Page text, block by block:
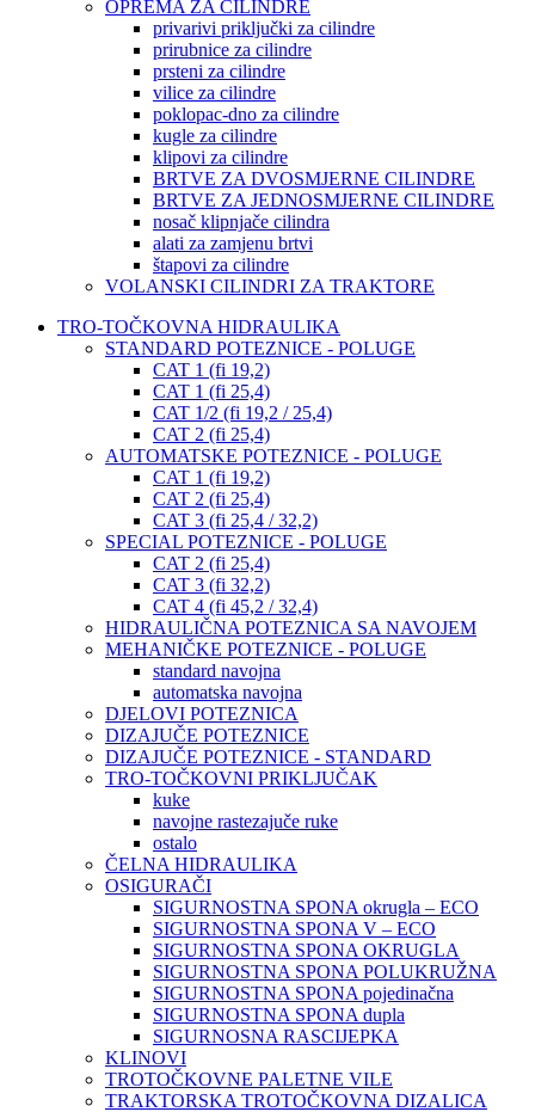
OPREMA ZA CILINDRE
privarivi priključki za cilindre
prirubnice za cilindre
prsteni za cilindre
vilice za cilindre
poklopac-dno za cilindre
kugle za cilindre
klipovi za cilindre
BRTVE ZA DVOSMJERNE CILINDRE
BRTVE ZA JEDNOSMJERNE CILINDRE
nosač klipnjače cilindra
alati za zamjenu brtvi
štapovi za cilindre
VOLANSKI CILINDRI ZA TRAKTORE
TRO-TOČKOVNA HIDRAULIKA
STANDARD POTEZNICE - POLUGE
CAT 1 (fi 19,2)
CAT 1 (fi 25,4)
CAT 1/2 (fi 19,2 / 25,4)
CAT 2 (fi 25,4)
AUTOMATSKE POTEZNICE - POLUGE
CAT 1 (fi 19,2)
CAT 2 (fi 25,4)
CAT 3 (fi 25,4 / 32,2)
SPECIAL POTEZNICE - POLUGE
CAT 2 (fi 25,4)
CAT 3 (fi 32,2)
CAT 4 (fi 45,2 / 32,4)
HIDRAULIČNA POTEZNICA SA NAVOJEM
MEHANIČKE POTEZNICE - POLUGE
standard navojna
automatska navojna
DJELOVI POTEZNICA
DIZAJUČE POTEZNICE
DIZAJUČE POTEZNICE - STANDARD
TRO-TOČKOVNI PRIKLJUČAK
kuke
navojne rastezajuče ruke
ostalo
ČELNA HIDRAULIKA
OSIGURAČI
SIGURNOSTNA SPONA okrugla – ECO
SIGURNOSTNA SPONA V – ECO
SIGURNOSTNA SPONA OKRUGLA
SIGURNOSTNA SPONA POLUKRUŽNA
SIGURNOSTNA SPONA pojedinačna
SIGURNOSTNA SPONA dupla
SIGURNOSNA RASCIJEPKA
KLINOVI
TROTOČKOVNE PALETNE VILE
TRAKTORSKA TROTOČKOVNA DIZALICA